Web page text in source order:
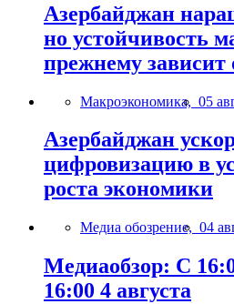
Азербайджан
но устойчивость
прежнему зависит
Макроэкономика, 05
Азербайджан
цифровизацию в
роста экономики
Медиа обозрение, 04
Медиаобзор: С
16:00 4 августа